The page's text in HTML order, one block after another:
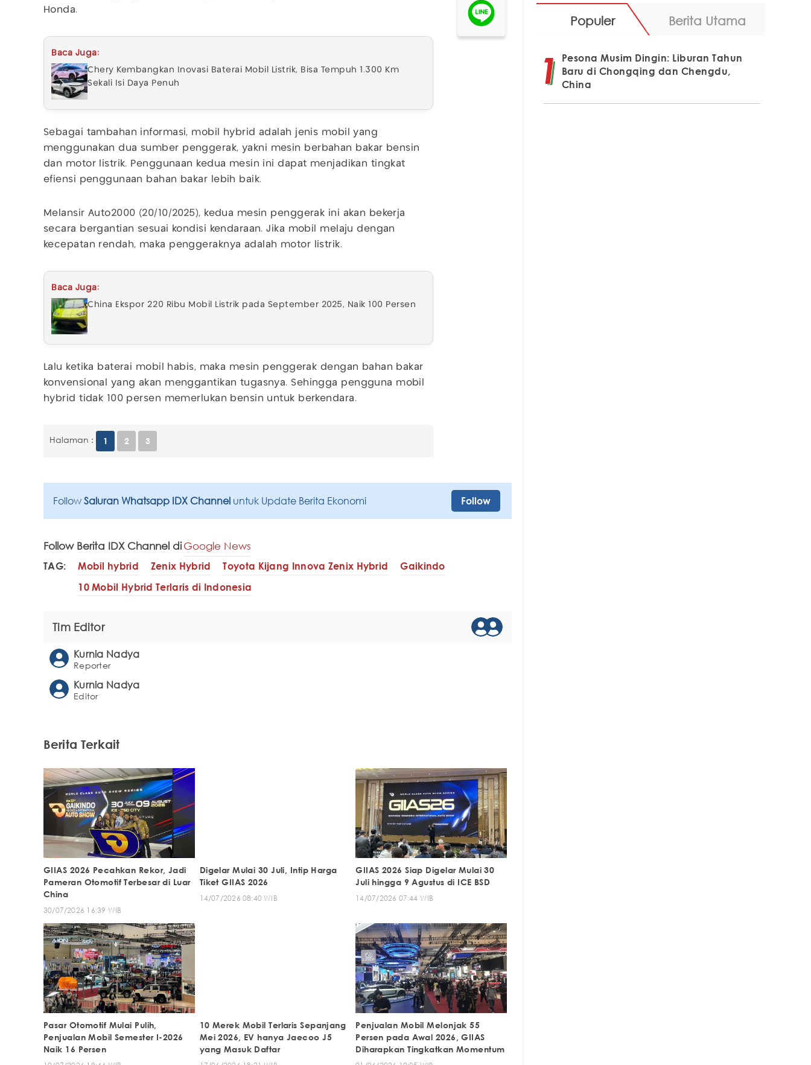
Honda.
Baca Juga:
Chery Kembangkan Inovasi Baterai Mobil Listrik, Bisa Tempuh 1.300 Km
Sekali Isi Daya Penuh
Sebagai tambahan informasi, mobil hybrid adalah jenis mobil yang
menggunakan dua sumber penggerak, yakni mesin berbahan bakar bensin
dan motor listrik. Penggunaan kedua mesin ini dapat menjadikan tingkat
efiensi penggunaan bahan bakar lebih baik.
Melansir Auto2000 (20/10/2025), kedua mesin penggerak ini akan bekerja
secara bergantian sesuai kondisi kendaraan. Jika mobil melaju dengan
kecepatan rendah, maka penggeraknya adalah motor listrik.
Baca Juga:
China Ekspor 220 Ribu Mobil Listrik pada September 2025, Naik 100 Persen
Lalu ketika baterai mobil habis, maka mesin penggerak dengan bahan bakar
konvensional yang akan menggantikan tugasnya. Sehingga pengguna mobil
hybrid tidak 100 persen memerlukan bensin untuk berkendara.
Halaman : 1 2 3
Follow Saluran Whatsapp IDX Channel untuk Update Berita Ekonomi Follow
Follow Berita IDX Channel diGoogle News
TAG: Mobil hybrid Zenix Hybrid Toyota Kijang Innova Zenix Hybrid
Gaikindo
10 Mobil Hybrid Terlaris di Indonesia
Tim Editor
Kurnia Nadya
Reporter
Kurnia Nadya
Editor
Berita Terkait
GIIAS 2026 Pecahkan Rekor, Jadi
Pameran Otomotif Terbesar di Luar
China
30/07/2026 16:39 WIB
Digelar Mulai 30 Juli, Intip Harga
Tiket GIIAS 2026
14/07/2026 08:40 WIB
GIIAS 2026 Siap Digelar Mulai 30
Juli hingga 9 Agustus di ICE BSD
14/07/2026 07:44 WIB
Pasar Otomotif Mulai Pulih,
Penjualan Mobil Semester I-2026
Naik 16 Persen
10 Merek Mobil Terlaris Sepanjang
Mei 2026, EV hanya Jaecoo J5
yang Masuk Daftar
Penjualan Mobil Melonjak 55
Persen pada Awal 2026, GIIAS
Diharapkan Tingkatkan Momentum
Populer Berita Utama
Pesona Musim Dingin: Liburan Tahun
Baru di Chongqing dan Chengdu,
China